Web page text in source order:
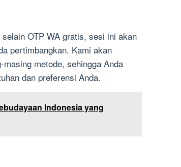
OTP WA gratis, sesi ini akan
pertimbangkan. Kami akan
metode, sehingga Anda
dan preferensi Anda.
Indonesia yang